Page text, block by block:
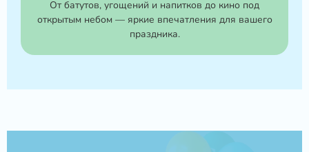
От батутов, угощений и напитков до кино под
открытым небом — яркие впечатления для вашего
праздника.